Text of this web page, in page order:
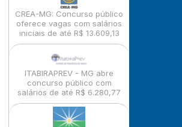
CREA-MG: Concurso público
oferece vagas com salários
iniciais de até R$ 13.609,13
ITABIRAPREV - MG abre
concurso público com
salários de até R$ 6.280,77